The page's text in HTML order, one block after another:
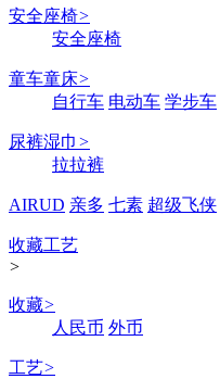
安全座椅>
安全座椅
童车童床>
自行车 电动车 学步车
尿裤湿巾 >
拉拉裤
AIRUD 亲多 七素 超级飞侠
收藏工艺
>
收藏>
人民币 外币
工艺>